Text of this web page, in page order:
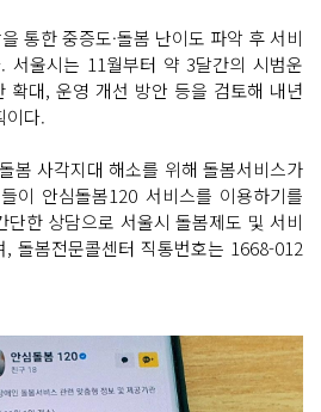
통한 중증도·돌봄 난이도 파악 후 서비
서울시는 11월부터 약 3달간의 시범운
확대, 운영 개선 방안 등을 검토해 내년
이다.
봄 사각지대 해소를 위해 돌봄서비스가
이 안심돌봄120 서비스를 이용하기를
한 상담으로 서울시 돌봄제도 및 서비
돌봄전문콜센터 직통번호는 1668-012